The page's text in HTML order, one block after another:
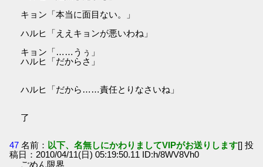
キョン「本当に面目ない。」
ハルヒ「ええキョンが悪いわね」
キョン「……うぅ」
ハルヒ「だからさ」
ハルヒ「だから……責任とりなさいね」
了
47 名前： 以下、名無しにかわりましてVIPがお送りします[] 投
稿日：2010/04/11(日) 05:19:50.11 ID:h/8WV8Vh0
ごめん限界